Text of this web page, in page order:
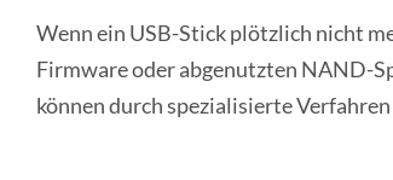
Wenn ein USB-Stick plötzlich nicht
Firmware oder abgenutzten NAND-
können durch spezialisierte